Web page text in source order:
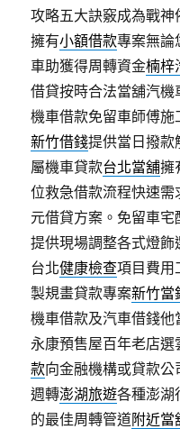
攻略五大訣竅成為戰
擁有小額借款專案無論
車助獲得周轉資金楠梓
借貸按時合法當舖汽機
機車借款免留車師傅
新竹借錢提供當日撥款
屬機車貸款台北當舖擁
位救急借款流程快速需
元借貸方案。免留車
提供現場調整各式燈
台北健康檢查項目費用
製規畫貸款專案新竹當
機車借款及汽車借錢他
永康預售屋百年老店
款向金融機構或貸款
週轉澎湖旅遊各種澎湖
的最佳周轉管道附近當